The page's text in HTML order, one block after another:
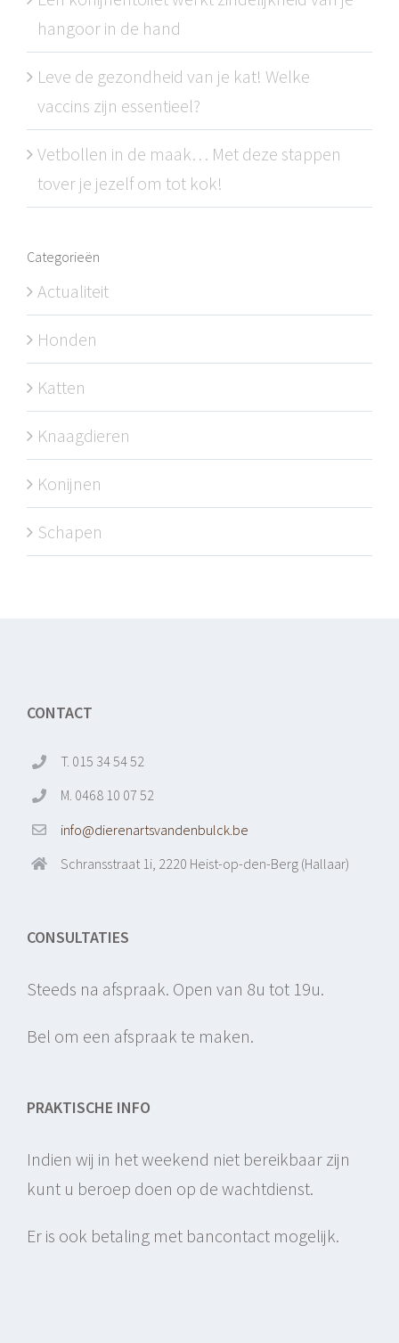
hangoor in de hand
Leve de gezondheid van je kat! Welke
vaccins zijn essentieel?
Vetbollen in de maak… Met deze stappen
tover je jezelf om tot kok!
Categorieën
Actualiteit
Honden
Katten
Knaagdieren
Konijnen
Schapen
CONTACT
T. 015 34 54 52
M. 0468 10 07 52
info@dierenartsvandenbulck.be
Schransstraat 1i, 2220 Heist-op-den-Berg (Hallaar)
CONSULTATIES
Steeds na afspraak. Open van 8u tot 19u.
Bel om een afspraak te maken.
PRAKTISCHE INFO
Indien wij in het weekend niet bereikbaar zijn
kunt u beroep doen op de wachtdienst.
Er is ook betaling met bancontact mogelijk.